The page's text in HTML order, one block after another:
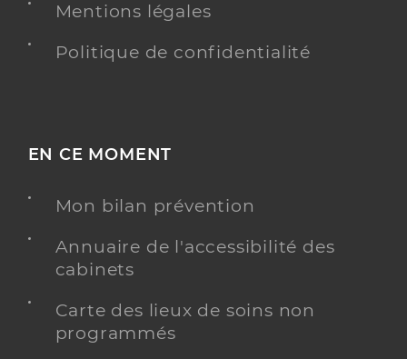
Mentions légales
Politique de confidentialité
EN CE MOMENT
Mon bilan prévention
Annuaire de l'accessibilité des
cabinets
Carte des lieux de soins non
programmés